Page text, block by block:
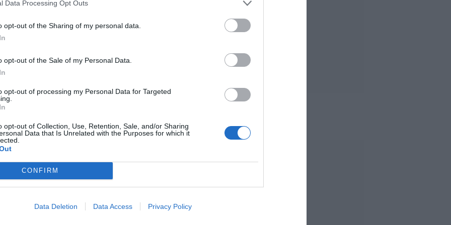
Data Processing Opt Outs
opt-out of the Sharing of my personal data.
opt-out of the Sale of my Personal Data.
opt-out of processing my Personal Data for Targeted
opt-out of Collection, Use, Retention, Sale, and/or Sharing
Data that Is Unrelated with the Purposes for which it
CONFIRM
Data Deletion Data Access Privacy Policy
tendencia.
sector de la chufa de La Unió, ha señalado
prioritario, dado que la continuidad
la viabilidad futura del cultivo y del
y estratégico" para la agricultura
económica, social y territorial,
de Origen Protegida Chufa de
2020–2024 muestran una tendencia clara
con chufa dentro del ámbito de la DOP
que la producción total ha caído un 30,76